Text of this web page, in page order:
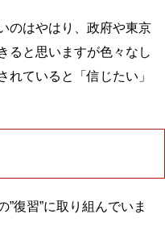
のはやはり、政府や東京
ると思いますが色々なし
れていると「信じたい」
復習”に取り組んでいま